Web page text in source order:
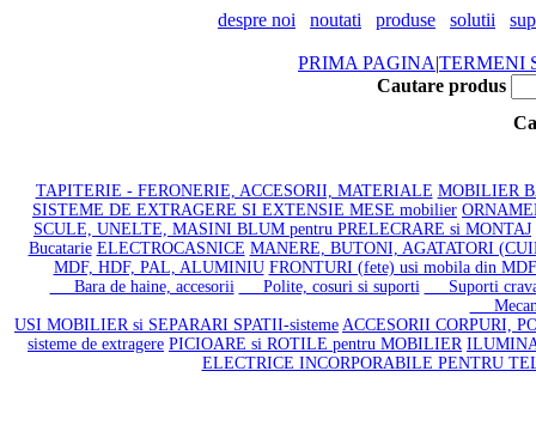
despre noi noutati produse solutii
PRIMA PAGINA|TERMENI
Cautare produs
TAPITERIE - FERONERIE, ACCESORII, MATERIALE MOBILIER
SISTEME DE EXTRAGERE SI EXTENSIE MESE mobilier
SCULE, UNELTE, MASINI BLUM pentru PRELECRARE si MONTAJ
Bucatarie ELECTROCASNICE MANERE, BUTONI, AGATATORI
MDF, HDF, PAL, ALUMINIU FRONTURI (fete) usi mobila din
Bara de haine, accesorii
Polite, cosuri si suporti
Suporti
USI MOBILIER si SEPARARI SPATII-sisteme ACCESORII CORPURI,
sisteme de extragere PICIOARE si ROTILE pentru MOBILIER
ELECTRICE INCORPORABILE PENTRU